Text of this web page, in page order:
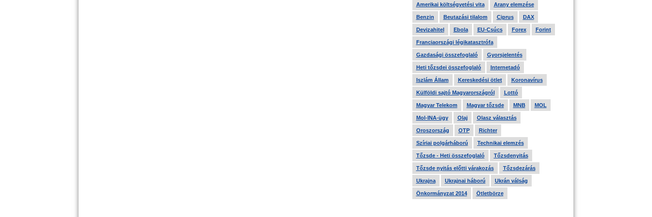
Amerikai költségvetési vita Arany elemzése
Benzin Beutazási tilalom Ciprus DAX
Devizahitel Ebola EU-Csúcs Forex Forint
Franciaországi légikatasztrófa
Gazdasági összefoglaló Gyorsjelentés
Heti tőzsdei összefoglaló Internetadó
Iszlám Állam Kereskedési ötlet Koronavírus
Külföldi sajtó Magyarországról Lottó
Magyar Telekom Magyar tőzsde MNB MOL
Mol-INA-ügy Olaj Olasz választás
Oroszország OTP Richter
Szíriai polgárháború Technikai elemzés
Tőzsde - Heti összefoglaló Tőzsdenyitás
Tőzsde nyitás előtti várakozás Tőzsdezárás
Ukrajna Ukrajnai háború Ukrán válság
Önkormányzat 2014 Ötletbörze